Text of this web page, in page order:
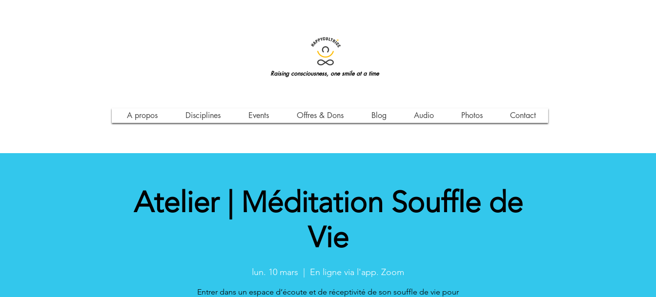
Raising consciousness, one smile at a time
Atelier | Méditation Souffle de
Vie
lun. 10 mars En ligne via l'app. Zoom
Entrer dans un espace d’écoute et de réceptivité de son souffle de vie pour
A propos Disciplines Events Offres & Dons Blog Audio Photos Contact